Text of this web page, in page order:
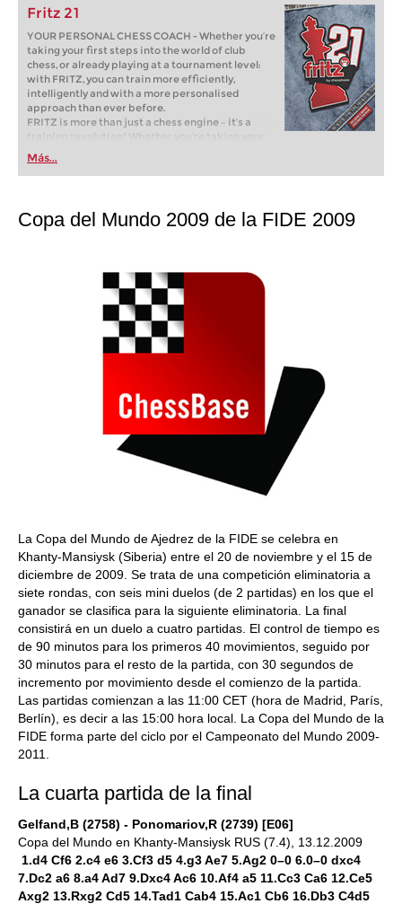
Fritz 21
YOUR PERSONAL CHESS COACH - Whether you’re
taking your first steps into the world of club
chess, or already playing at a tournament level:
with FRITZ, you can train more efficiently,
intelligently and with a more personalised
approach than ever before.
FRITZ is more than just a chess engine – it’s a
training revolution! Whether you’re taking your
first steps into the world of club chess, or already
playing at a tournament level: with FRITZ, you can
train more efficiently, intelligently and with a
Más...
Copa del Mundo 2009 de la FIDE 2009
La Copa del Mundo de Ajedrez de la FIDE se celebra en
Khanty-Mansiysk (Siberia) entre el 20 de noviembre y el 15 de
diciembre de 2009. Se trata de una competición eliminatoria a
siete rondas, con seis mini duelos (de 2 partidas) en los que el
ganador se clasifica para la siguiente eliminatoria. La final
consistirá en un duelo a cuatro partidas. El control de tiempo es
de 90 minutos para los primeros 40 movimientos, seguido por
30 minutos para el resto de la partida, con 30 segundos de
incremento por movimiento desde el comienzo de la partida.
Las partidas comienzan a las 11:00 CET (hora de Madrid, París,
Berlín), es decir a las 15:00 hora local. La Copa del Mundo de la
FIDE forma parte del ciclo por el Campeonato del Mundo 2009-
2011.
La cuarta partida de la final
Gelfand,B (2758) - Ponomariov,R (2739) [E06]
Copa del Mundo en Khanty-Mansiysk RUS (7.4), 13.12.2009
1.d4 Cf6 2.c4 e6 3.Cf3 d5 4.g3 Ae7 5.Ag2 0–0 6.0–0 dxc4
7.Dc2 a6 8.a4 Ad7 9.Dxc4 Ac6 10.Af4 a5 11.Cc3 Ca6 12.Ce5
Axg2 13.Rxg2 Cd5 14.Tad1 Cab4 15.Ac1 Cb6 16.Db3 C4d5